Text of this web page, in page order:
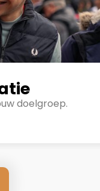
doelgroep.